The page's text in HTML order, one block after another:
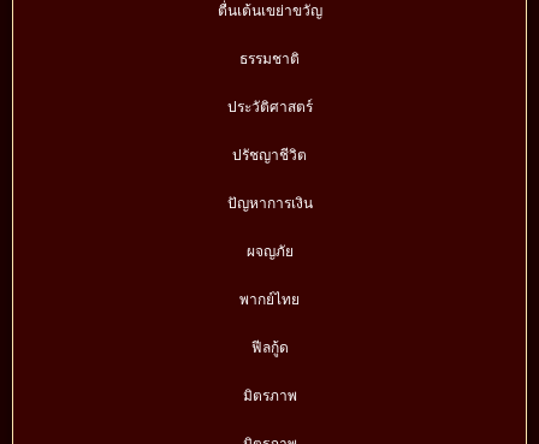
ตื่นเต้นเขย่าขวัญ
ธรรมชาติ
ประวัติศาสตร์
ปรัชญาชีวิต
ปัญหาการเงิน
ผจญภัย
พากย์ไทย
ฟีลกู้ด
มิตรภาพ